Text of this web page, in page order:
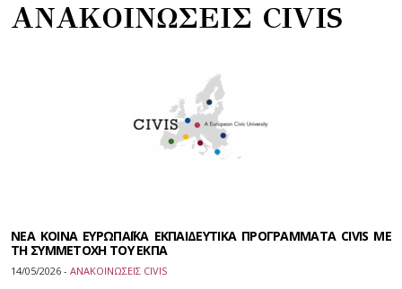
ΑΝΑΚΟΙΝΩΣΕΙΣ CIVIS
ΝΕΑ ΚΟΙΝΑ ΕΥΡΩΠΑΪΚΑ ΕΚΠΑΙΔΕΥΤΙΚΑ ΠΡΟΓΡΑΜΜΑΤΑ CIVIS ΜΕ
ΤΗ ΣΥΜΜΕΤΟΧΗ ΤΟΥ ΕΚΠΑ
14/05/2026 - ΑΝΑΚΟΙΝΩΣΕΙΣ CIVIS